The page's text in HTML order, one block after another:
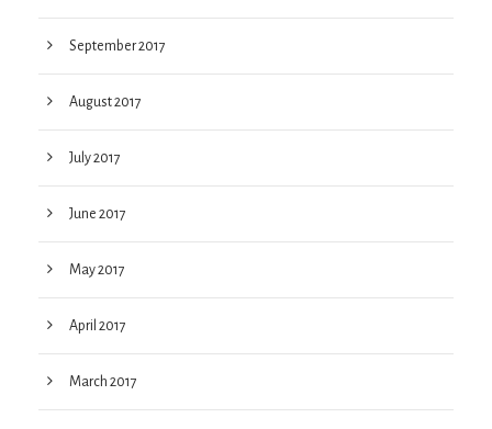
September 2017
August 2017
July 2017
June 2017
May 2017
April 2017
March 2017